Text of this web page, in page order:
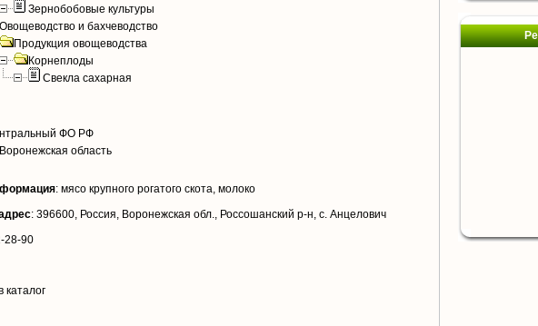
Зернобобовые культуры
Овощеводство и бахчеводство
Продукция овощеводства
Корнеплоды
Свекла сахарная
ФО РФ
Воронежская область
: мясо крупного рогатого скота, молоко
: 396600, Россия, Воронежская обл., Россошанский р-н, с. Анцелович
28-90
каталог